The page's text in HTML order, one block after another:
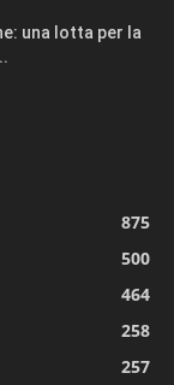
una lotta per la
875
500
464
258
257